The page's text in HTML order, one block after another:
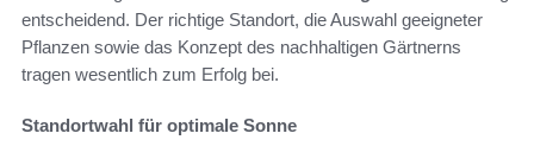
entscheidend. Der richtige Standort, die Auswahl geeigneter
Pflanzen sowie das Konzept des nachhaltigen Gärtnerns
tragen wesentlich zum Erfolg bei.
Standortwahl für optimale Sonne